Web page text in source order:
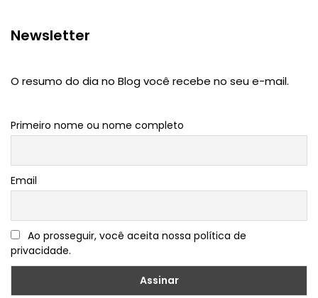
Newsletter
O resumo do dia no Blog você recebe no seu e-mail.
Primeiro nome ou nome completo
Email
Ao prosseguir, você aceita nossa política de
privacidade.